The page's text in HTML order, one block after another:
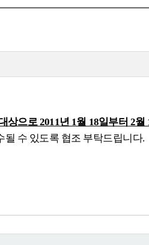
으로 2011년 1월 18일부터 2
수 있도록 협조 부탁드립니다.